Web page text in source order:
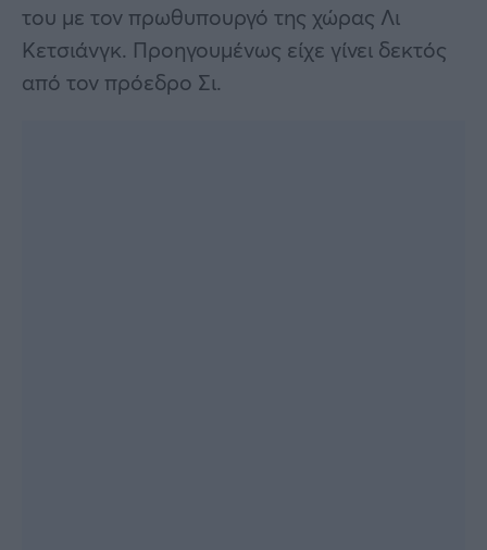
του με τον πρωθυπουργό της χώρας Λι
Κετσιάνγκ. Προηγουμένως είχε γίνει δεκτός
από τον πρόεδρο Σι.